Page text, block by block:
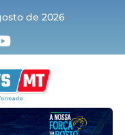
de 2026